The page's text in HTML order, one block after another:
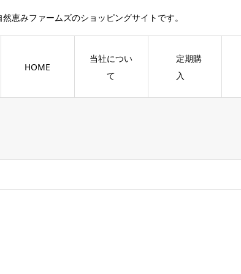
恵みファームズのショッピングサイトです。
HOME
当社につい
て
定期購
入